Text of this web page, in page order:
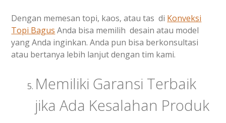
Dengan memesan topi, kaos, atau tas di Konveksi
Topi Bagus Anda bisa memilih desain atau model
yang Anda inginkan. Anda pun bisa berkonsultasi
atau bertanya lebih lanjut dengan tim kami.
Memiliki Garansi Terbaik
jika Ada Kesalahan Produk